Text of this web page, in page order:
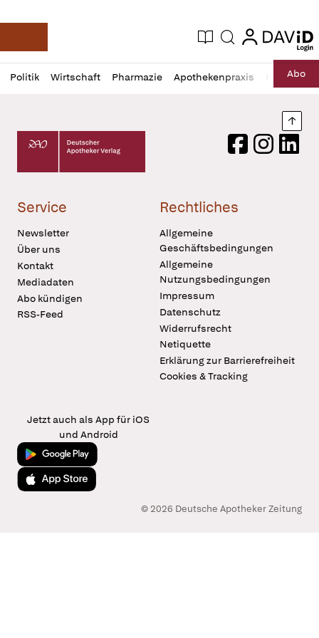
Deutsche Apotheker Zeitung
Aktuelle Ausgabe
Suche login
login
Politik Wirtschaft Pharmazie Apothekenpraxis RechtAbo
Profil
öffnen
Daz
Pur
Deutscher Apotheker Verlag Logo
FacebookInstagram
Service
Newsletter
Über uns
Kontakt
Mediadaten
Abo kündigen
RSS-Feed
Rechtliches
Allgemeine
Geschäftsbedingungen
Allgemeine
Nutzungsbedingungen
Impressum
Datenschutz
Widerrufsrecht
Netiquette
Erklärung zur Barrierefreiheit
Cookies & Tracking
Jetzt auch als App für iOS
und Android
Jetzt bei Google Play
Laden im App Store
© 2026 Deutsche Apotheker Zeitung